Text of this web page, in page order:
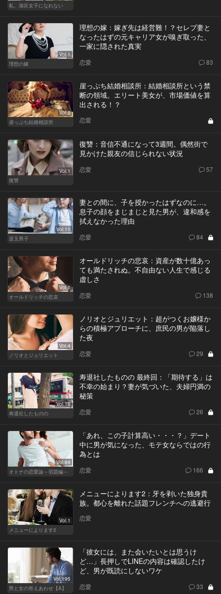
私、港区女子になれない
Vol.1
理想の嫁
理想の嫁：嫁ぎ先は経営難！？セレブ妻と
なったはずの元キャリア女が嗅ぎ取った、
一家に隠された真実
恋愛 83
Vol.2
崖っぷち結婚相談所
崖っぷち結婚相談所：結婚相談所という禁
断の領域。エリート美女が、市場価値を算
出される！？
恋愛
Vol.1
復讐
復讐：音信不通になって3週間。偶然街で
見かけた親友の信じられない状況
恋愛 57
Vol.11
逆玉男子
妻との間に、子を授かったはずなのに…。
息子の顔をまじまじと見た男が、違和感を
拭えなかった理由
恋愛 84
Vol.1
オールドリッチの悲哀
オールドリッチの悲哀：資産が数十億あっ
ても満たされぬ。不自由ない人生で感じる
虚しさ
恋愛 138
Vol.4
ノリオとジュリエット
ノリオとジュリエット：超がつくお嬢様か
らの積極アプローチに、庶民の男が陥落し
た夜
恋愛 29
Vol.16
寿退社したものの
寿退社したものの 最終回：「期待する」は
不幸の始まり？妻が気づいた、夫婦円満の
秘策
恋愛 26
Vol.69
オトナの恋愛論～宿題編～
「あれ、この子計算高い・・・？」デート
中に男が気になった、モテ女ならではの行
為とは
恋愛 166
Vol.1
メニューによります2
メニューによります2：牙を剥いた独身貴
族。都心を離れた話題フレンチへの逃避行
恋愛
Vol.195
男と女の答えあわせ【A】
「彼女には、また会いたいとは思うけ
ど…」長押しでLINEの内容は確認したけ
ど、男が既読にしないワケ
恋愛 33